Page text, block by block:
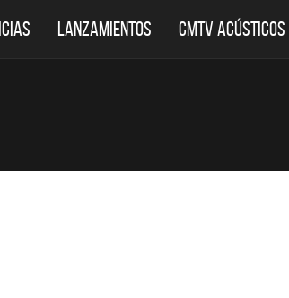
LANZAMIENTOS CMTV ACÚSTICOS